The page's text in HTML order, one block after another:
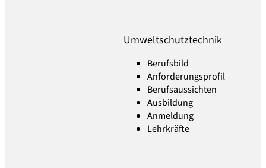
Umweltschutztechnik
Berufsbild
Anforderungsprofil
Berufsaussichten
Ausbildung
Anmeldung
Lehrkräfte